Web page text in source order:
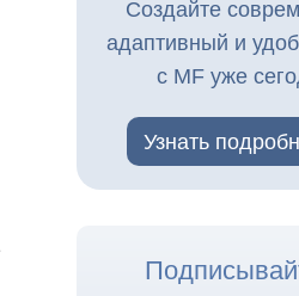
Создайте
адаптивный и
с MF уже
Узнать